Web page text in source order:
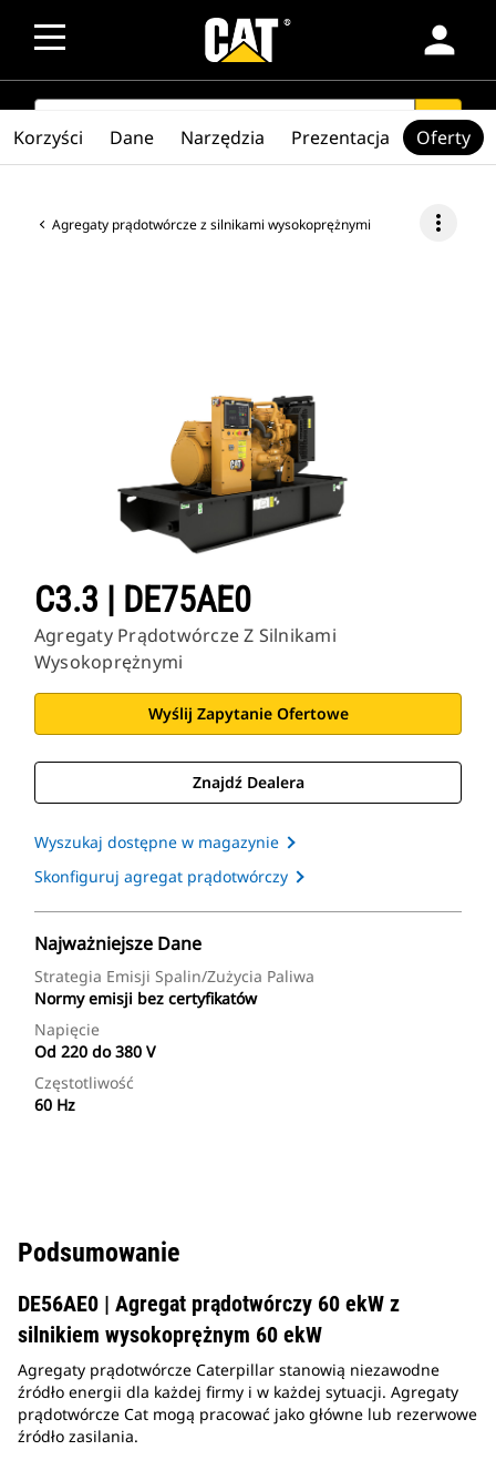
person
SEARCH search
Agregaty prądotwórcze z silnikami wysokoprężnymi more_vert
C3.3 | DE75AE0
Agregaty Prądotwórcze Z Silnikami
Wysokoprężnymi
Wyślij Zapytanie Ofertowe
Znajdź Dealera
Wyszukaj dostępne w magazynie
Skonfiguruj agregat prądotwórczy
Najważniejsze Dane
Strategia Emisji Spalin/zużycia Paliwa
Normy emisji bez certyfikatów
Napięcie
Od 220 do 380 V
Częstotliwość
60 Hz
Korzyści Dane Narzędzia Prezentacja Oferty
Podsumowanie
DE56AE0 | Agregat prądotwórczy 60 ekW z
silnikiem wysokoprężnym 60 ekW
Agregaty prądotwórcze Caterpillar stanowią niezawodne
źródło energii dla każdej firmy i w każdej sytuacji. Agregaty
prądotwórcze Cat mogą pracować jako główne lub rezerwowe
źródło zasilania.